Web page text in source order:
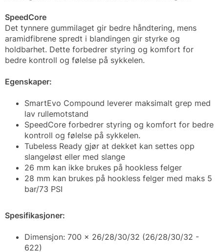
SpeedCore
Det tynnere gummilaget gir bedre håndtering, mens
aramidfibrene spredt i blandingen gir styrke og
holdbarhet. Dette forbedrer styring og komfort for
bedre kontroll og følelse på sykkelen.
Egenskaper:
SmartEvo Compound leverer maksimalt grep med
lav rullemotstand
SpeedCore forbedrer styring og komfort for bedre
kontroll og følelse på sykkelen.
Tubeless Ready gjør at dekket kan settes opp
slangeløst eller med slange
26 mm kan ikke brukes på hookless felger
28 mm kan brukes på hookless felger med maks 5
bar/73 PSI
Spesifikasjoner:
Dimensjon: 700 x 26/28/30/32 (26/28/30/32 -
622)